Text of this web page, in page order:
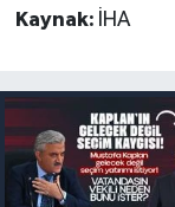
Kaynak: İHA